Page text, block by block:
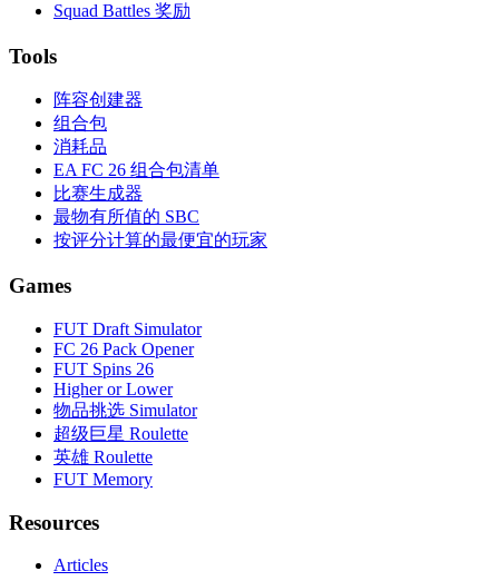
Squad Battles 奖励
Tools
阵容创建器
组合包
消耗品
EA FC 26 组合包清单
比赛生成器
最物有所值的 SBC
按评分计算的最便宜的玩家
Games
FUT Draft Simulator
FC 26 Pack Opener
FUT Spins 26
Higher or Lower
物品挑选 Simulator
超级巨星 Roulette
英雄 Roulette
FUT Memory
Resources
Articles